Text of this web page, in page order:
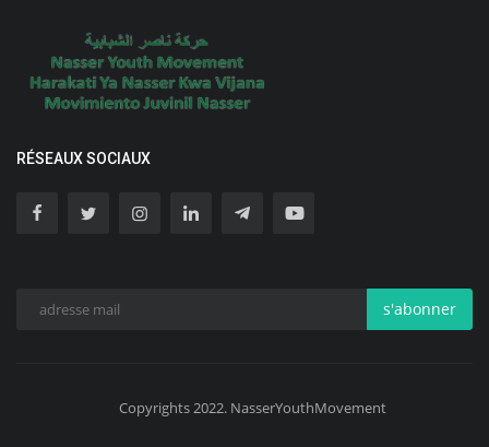
RÉSEAUX SOCIAUX
s'abonner
Copyrights 2022. NasserYouthMovement